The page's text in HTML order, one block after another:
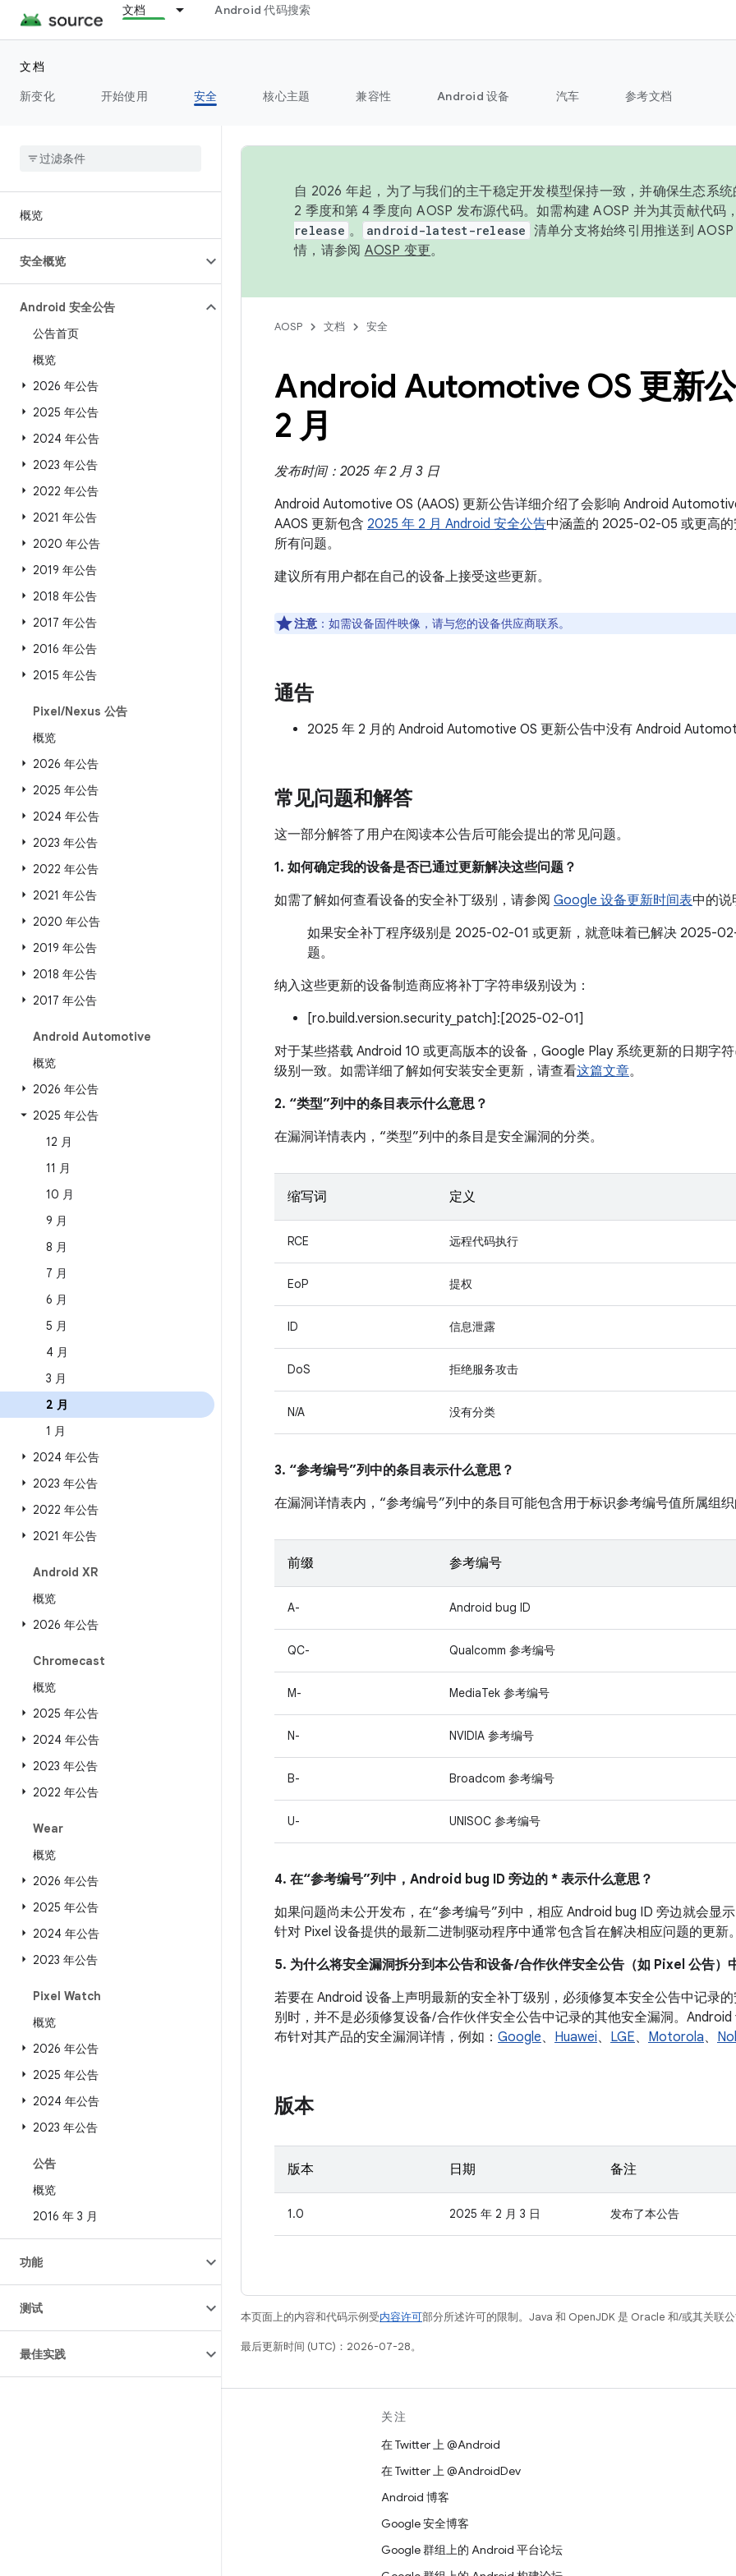
文档 Android 代码搜索
文档
新变化
开始使用 安全 核心主题 兼容性 Android 设备 汽车 参考文档
概览
安全概览
Android 安全公告
公告首页
概览
2026 年公告
2025 年公告
2024 年公告
2023 年公告
2022 年公告
2021 年公告
2020 年公告
2019 年公告
2018 年公告
2017 年公告
2016 年公告
2015 年公告
Pixel/Nexus 公告
概览
2026 年公告
2025 年公告
2024 年公告
2023 年公告
2022 年公告
2021 年公告
2020 年公告
2019 年公告
2018 年公告
2017 年公告
Android Automotive
概览
2026 年公告
2025 年公告
12 月
11 月
10 月
9 月
8 月
7 月
6 月
5 月
4 月
3 月
2 月
1 月
2024 年公告
2023 年公告
2022 年公告
2021 年公告
Android XR
概览
2026 年公告
Chromecast
概览
2025 年公告
2024 年公告
2023 年公告
2022 年公告
Wear
概览
2026 年公告
2025 年公告
2024 年公告
2023 年公告
Pixel Watch
概览
2026 年公告
2025 年公告
2024 年公告
2023 年公告
公告
概览
2016 年 3 月
功能
测试
最佳实践
自 2026 年起，为了与我们的主干稳定开发模型保持一致，并确保生态系
2 季度和第 4 季度向 AOSP 发布源代码。如需构建 AOSP 并为其贡献代码
release 。 android-latest-release 清单分支将始终引用推送到
情，请参阅 AOSP 变更。
AOSP 文档 安全
Android Automotive OS 更新
2 月
发布时间：2025 年 2 月 3 日
Android Automotive OS (AAOS) 更新公告详细介绍了会影响 Android
AAOS 更新包含 2025 年 2 月 Android 安全公告中涵盖的 2025-02-05 或更高
所有问题。
建议所有用户都在自己的设备上接受这些更新。
注意 ：如需设备固件映像，请与您的设备供应商联系。
通告
2025 年 2 月的 Android Automotive OS 更新公告中没有 Android
常见问题和解答
这一部分解答了用户在阅读本公告后可能会提出的常见问题。
1. 如何确定我的设备是否已通过更新解决这些问题？
如需了解如何查看设备的安全补丁级别，请参阅 Google 设备更新时间表中的说
如果安全补丁程序级别是 2025-02-01 或更新，就意味着已解决 2025-
题。
纳入这些更新的设备制造商应将补丁字符串级别设为：
[ro.build.version.security_patch]:[2025-02-01]
对于某些搭载 Android 10 或更高版本的设备，Google Play 系统更新的日期字
级别一致。如需详细了解如何安装安全更新，请查看这篇文章。
2. “类型”列中的条目表示什么意思？
在漏洞详情表内，“类型”列中的条目是安全漏洞的分类。
缩写词 定义
RCE 远程代码执行
EoP 提权
ID 信息泄露
DoS 拒绝服务攻击
N/A 没有分类
3. “参考编号”列中的条目表示什么意思？
在漏洞详情表内，“参考编号”列中的条目可能包含用于标识参考编号值所属组
前缀 参考编号
A- Android bug ID
QC- Qualcomm 参考编号
M- MediaTek 参考编号
N- NVIDIA 参考编号
B- Broadcom 参考编号
U- UNISOC 参考编号
4. 在“参考编号”列中，Android bug ID 旁边的 * 表示什么意思？
如果问题尚未公开发布，在“参考编号”列中，相应 Android bug ID 旁边就会显
针对 Pixel 设备提供的最新二进制驱动程序中通常包含旨在解决相应问题的更新
5. 为什么将安全漏洞拆分到本公告和设备 /合作伙伴安全公告（如 Pixel 公告）
若要在 Android 设备上声明最新的安全补丁级别，必须修复本安全公告中记录
别时，并不是必须修复设备/ 合作伙伴安全公告中记录的其他安全漏洞。
布针对其产品的安全漏洞详情，例如： Google、 Huawei、 LGE、 Motorola、
版本
版本 日期 备注
1.0 2025 年 2 月 3 日 发布了本公告
本页面上的内容和代码示例受内容许可部分所述许可的限制。Java 和 OpenJDK 是 Oracle 和/或其关联
最后更新时间 (UTC)：2026-07-28。
关注
在 Twitter 上 @Android
在 Twitter 上 @AndroidDev
Android 博客
Google 安全博客
Google 群组上的 Android 平台论坛